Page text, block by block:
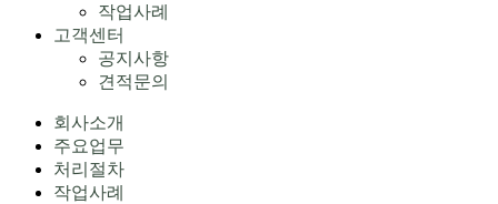
작업사례
고객센터
공지사항
견적문의
회사소개
주요업무
처리절차
작업사례